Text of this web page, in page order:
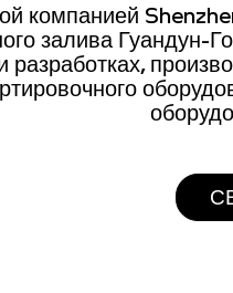
компанией
залива Гуандун-
разработках,